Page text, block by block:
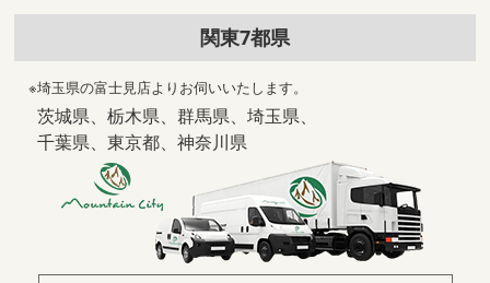
関東7都県
※埼玉県の富士見店よりお伺いいたします。
茨城県、栃木県、群馬県、埼玉県、
千葉県、東京都、神奈川県